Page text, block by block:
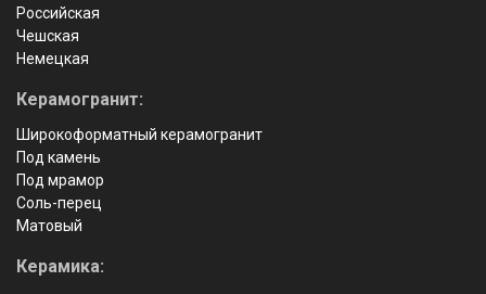
Российская
Чешская
Немецкая
Керамогранит:
Широкоформатный керамогранит
Под камень
Под мрамор
Соль-перец
Матовый
Керамика: